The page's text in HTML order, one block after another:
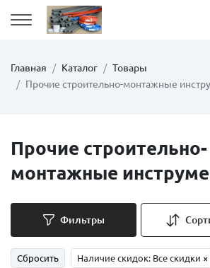
Главная Каталог
Товары
Прочие строительно-монтажные
Прочие строительно-
монтажные
Фильтры
Сбросить Наличие скидок: Все скидки ×